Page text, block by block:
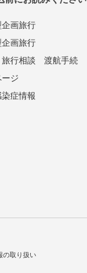
画旅行
画旅行
旅行相談
渡航手続
ジ
症情報
の取り扱い